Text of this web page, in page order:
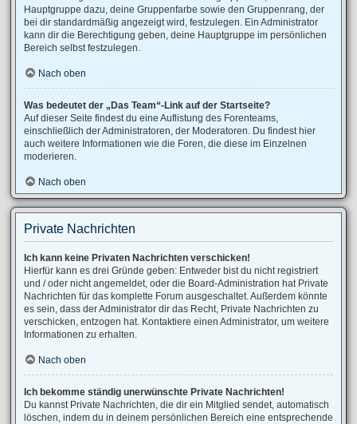
Hauptgruppe dazu, deine Gruppenfarbe sowie den Gruppenrang, der
bei dir standardmäßig angezeigt wird, festzulegen. Ein Administrator
kann dir die Berechtigung geben, deine Hauptgruppe im persönlichen
Bereich selbst festzulegen.
Nach oben
Was bedeutet der „Das Team“-Link auf der Startseite?
Auf dieser Seite findest du eine Auflistung des Forenteams,
einschließlich der Administratoren, der Moderatoren. Du findest hier
auch weitere Informationen wie die Foren, die diese im Einzelnen
moderieren.
Nach oben
Private Nachrichten
Ich kann keine Privaten Nachrichten verschicken!
Hierfür kann es drei Gründe geben: Entweder bist du nicht registriert
und / oder nicht angemeldet, oder die Board-Administration hat Private
Nachrichten für das komplette Forum ausgeschaltet. Außerdem könnte
es sein, dass der Administrator dir das Recht, Private Nachrichten zu
verschicken, entzogen hat. Kontaktiere einen Administrator, um weitere
Informationen zu erhalten.
Nach oben
Ich bekomme ständig unerwünschte Private Nachrichten!
Du kannst Private Nachrichten, die dir ein Mitglied sendet, automatisch
löschen, indem du in deinem persönlichen Bereich eine entsprechende